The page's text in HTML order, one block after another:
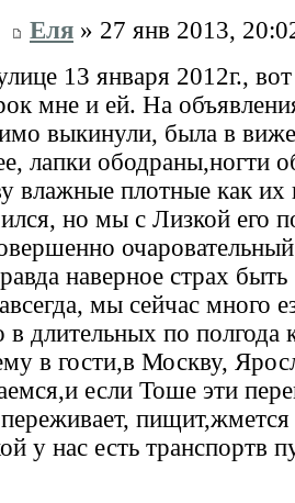
Еля » 27 янв 2013,
13 января 2012г.,
мне и ей. На
выкинули, была в
лапки ободраны,ногти
влажные плотные как
но мы с Лизкой его
наверное страх
мы сейчас много
в длительных по полгода
в гости,в Москву,
если Тоше эти
у нас есть транспортв